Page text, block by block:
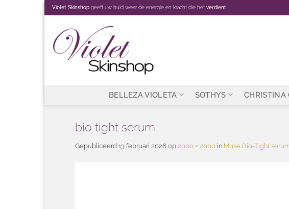
naar
Violet Skinshop geeft uw huid weer de energie en kracht die het verdient
BELLEZA VIOLETA SOTHYS CHRISTINA
bio tight serum
Gepubliceerd13 februari 2026op2000 × 2000 in Muse Bio-Tight